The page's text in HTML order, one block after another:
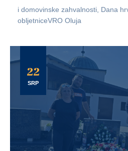
i domovinske zahvalnosti, Dana
obljetniceVRO Oluja
22
SRP